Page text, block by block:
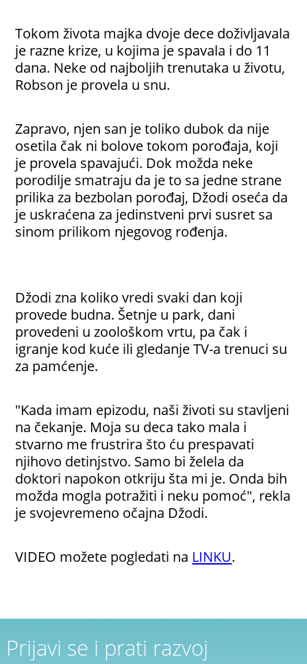
Tokom života majka dvoje dece doživljavala
je razne krize, u kojima je spavala i do 11
dana. Neke od najboljih trenutaka u životu,
Robson je provela u snu.
Zapravo, njen san je toliko dubok da nije
osetila čak ni bolove tokom porođaja, koji
je provela spavajući. Dok možda neke
porodilje smatraju da je to sa jedne strane
prilika za bezbolan porođaj, Džodi oseća da
je uskraćena za jedinstveni prvi susret sa
sinom prilikom njegovog rođenja.
Džodi zna koliko vredi svaki dan koji
provede budna. Šetnje u park, dani
provedeni u zoološkom vrtu, pa čak i
igranje kod kuće ili gledanje TV-a trenuci su
za pamćenje.
"Kada imam epizodu, naši životi su stavljeni
na čekanje. Moja su deca tako mala i
stvarno me frustrira što ću prespavati
njihovo detinjstvo. Samo bi želela da
doktori napokon otkriju šta mi je. Onda bih
možda mogla potražiti i neku pomoć", rekla
je svojevremeno očajna Džodi.
VIDEO možete pogledati na LINKU.
Prijavi se i prati razvoj